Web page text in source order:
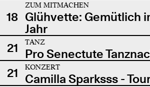
18
ZUM MITMACHEN
Glühvette: Gemütlich
Jahr
21
TANZ
Pro Senectute
21
KONZERT
Camilla Sparksss -